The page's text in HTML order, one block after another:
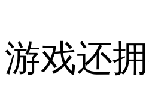
游戏还